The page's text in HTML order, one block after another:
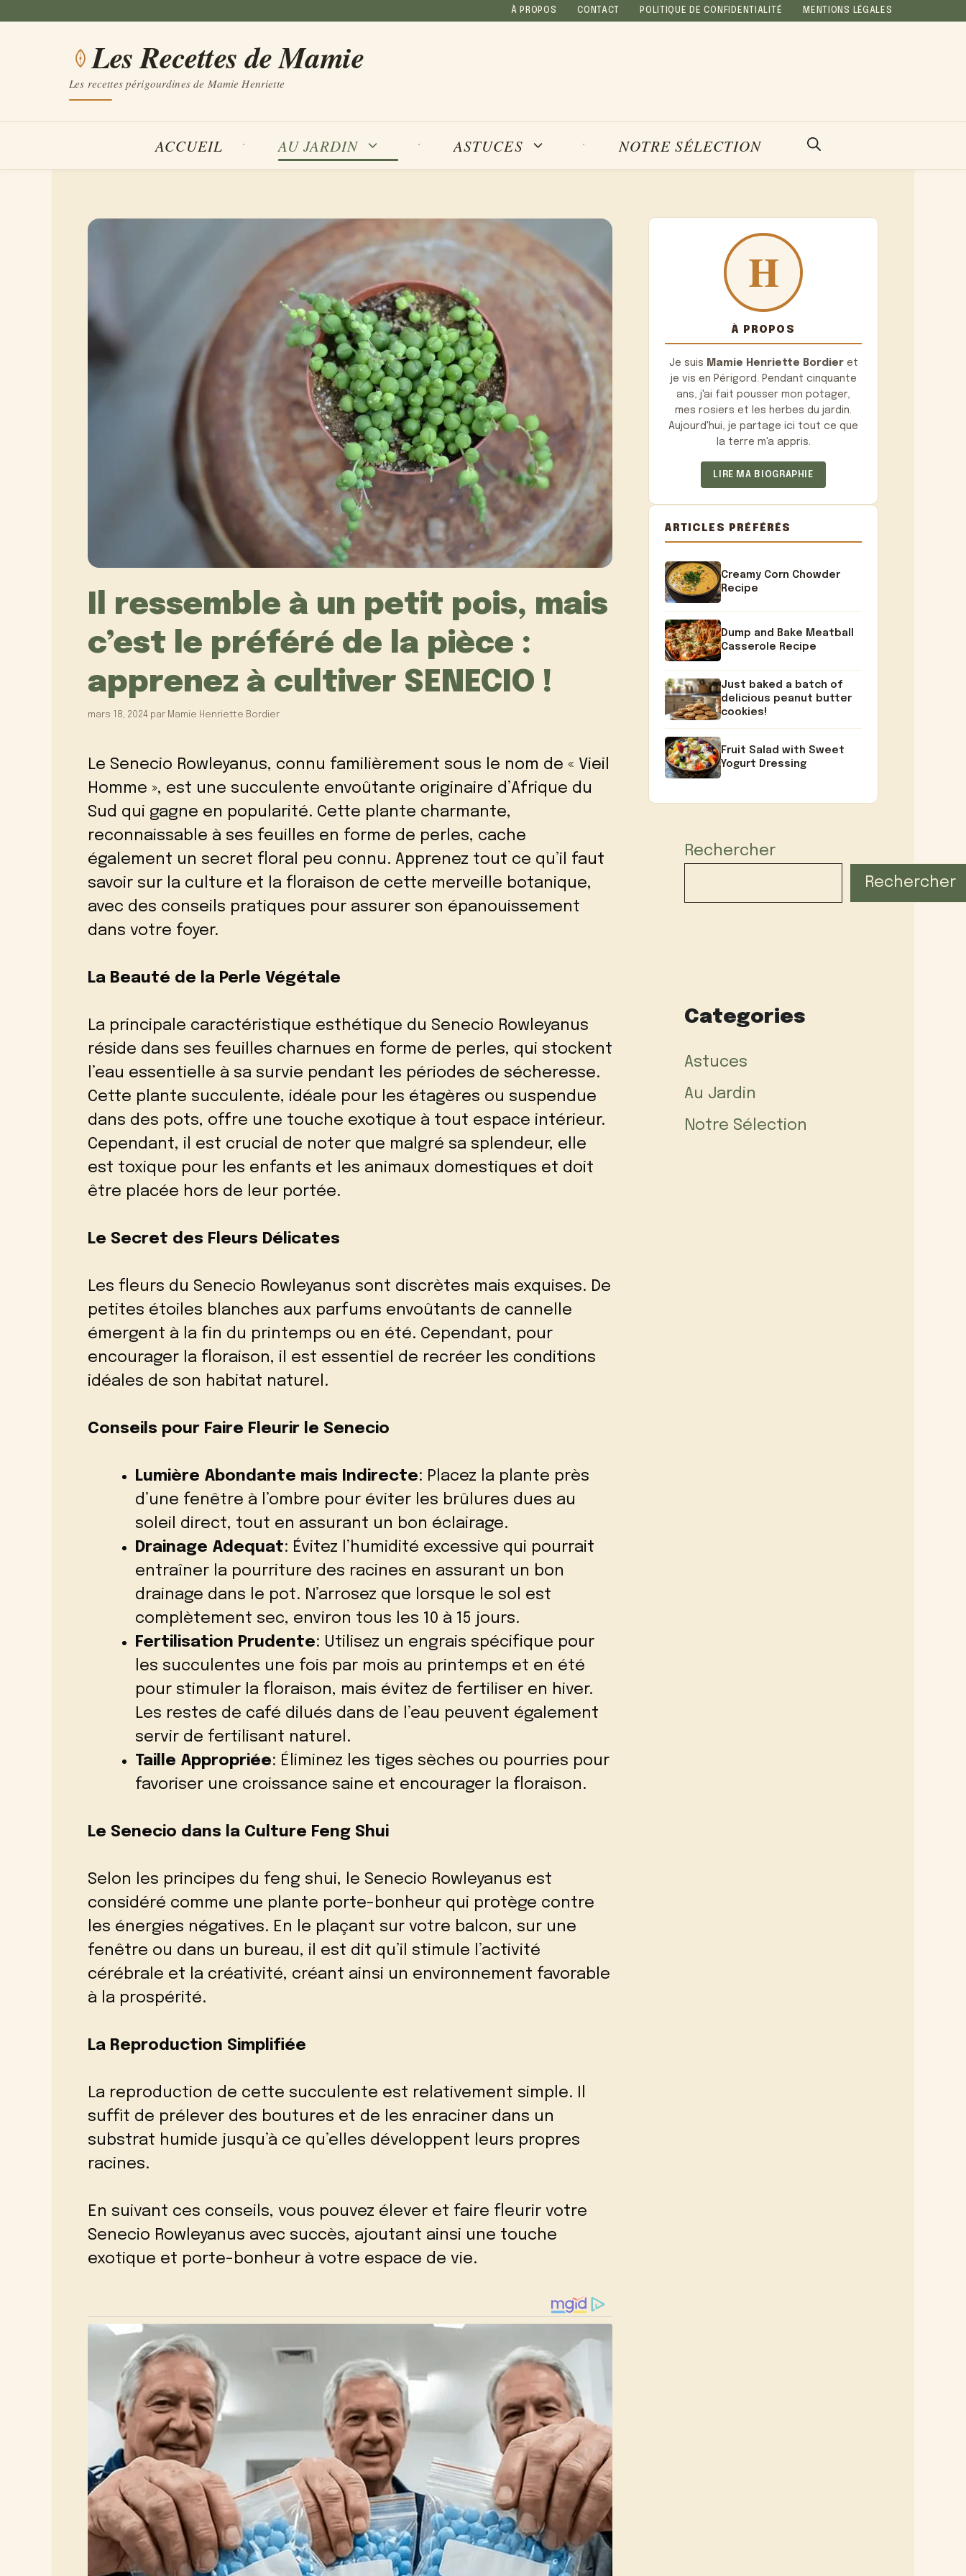
À PROPOS CONTACT POLITIQUE DE CONFIDENTIALITÉ MENTIONS LÉGALES
Les Recettes de Mamie
Les recettes périgourdines de Mamie Henriette
ACCUEIL AU JARDIN ASTUCES NOTRE SÉLECTION
Il ressemble à un petit pois, mais
c’est le préféré de la pièce :
apprenez à cultiver SENECIO !
mars 18, 2024 par Mamie Henriette Bordier
Le Senecio Rowleyanus, connu familièrement sous le nom de « Vieil
Homme », est une succulente envoûtante originaire d’Afrique du
Sud qui gagne en popularité. Cette plante charmante,
reconnaissable à ses feuilles en forme de perles, cache
également un secret floral peu connu. Apprenez tout ce qu’il faut
savoir sur la culture et la floraison de cette merveille botanique,
avec des conseils pratiques pour assurer son épanouissement
dans votre foyer.
La Beauté de la Perle Végétale
La principale caractéristique esthétique du Senecio Rowleyanus
réside dans ses feuilles charnues en forme de perles, qui stockent
l’eau essentielle à sa survie pendant les périodes de sécheresse.
Cette plante succulente, idéale pour les étagères ou suspendue
dans des pots, offre une touche exotique à tout espace intérieur.
Cependant, il est crucial de noter que malgré sa splendeur, elle
est toxique pour les enfants et les animaux domestiques et doit
être placée hors de leur portée.
Le Secret des Fleurs Délicates
Les fleurs du Senecio Rowleyanus sont discrètes mais exquises. De
petites étoiles blanches aux parfums envoûtants de cannelle
émergent à la fin du printemps ou en été. Cependant, pour
encourager la floraison, il est essentiel de recréer les conditions
idéales de son habitat naturel.
Conseils pour Faire Fleurir le Senecio
Lumière Abondante mais Indirecte: Placez la plante près
d’une fenêtre à l’ombre pour éviter les brûlures dues au
soleil direct, tout en assurant un bon éclairage.
Drainage Adequat: Évitez l’humidité excessive qui pourrait
entraîner la pourriture des racines en assurant un bon
drainage dans le pot. N’arrosez que lorsque le sol est
complètement sec, environ tous les 10 à 15 jours.
Fertilisation Prudente: Utilisez un engrais spécifique pour
les succulentes une fois par mois au printemps et en été
pour stimuler la floraison, mais évitez de fertiliser en hiver.
Les restes de café dilués dans de l’eau peuvent également
servir de fertilisant naturel.
Taille Appropriée: Éliminez les tiges sèches ou pourries pour
favoriser une croissance saine et encourager la floraison.
Le Senecio dans la Culture Feng Shui
Selon les principes du feng shui, le Senecio Rowleyanus est
considéré comme une plante porte-bonheur qui protège contre
les énergies négatives. En le plaçant sur votre balcon, sur une
fenêtre ou dans un bureau, il est dit qu’il stimule l’activité
cérébrale et la créativité, créant ainsi un environnement favorable
à la prospérité.
La Reproduction Simplifiée
La reproduction de cette succulente est relativement simple. Il
suffit de prélever des boutures et de les enraciner dans un
substrat humide jusqu’à ce qu’elles développent leurs propres
racines.
En suivant ces conseils, vous pouvez élever et faire fleurir votre
Senecio Rowleyanus avec succès, ajoutant ainsi une touche
exotique et porte-bonheur à votre espace de vie.
À PROPOS
Je suis Mamie Henriette Bordieret
je vis en Périgord. Pendant cinquante
ans, j'ai fait pousser mon potager,
mes rosiers et les herbes du jardin.
Aujourd'hui, je partage ici tout ce que
la terre m'a appris.
LIRE MA BIOGRAPHIE
ARTICLES PRÉFÉRÉS
Creamy Corn Chowder
Recipe
Dump and Bake Meatball
Casserole Recipe
Just baked a batch of
delicious peanut butter
cookies!
Fruit Salad with Sweet
Yogurt Dressing
Rechercher
Rechercher
Categories
Astuces
Au Jardin
Notre Sélection